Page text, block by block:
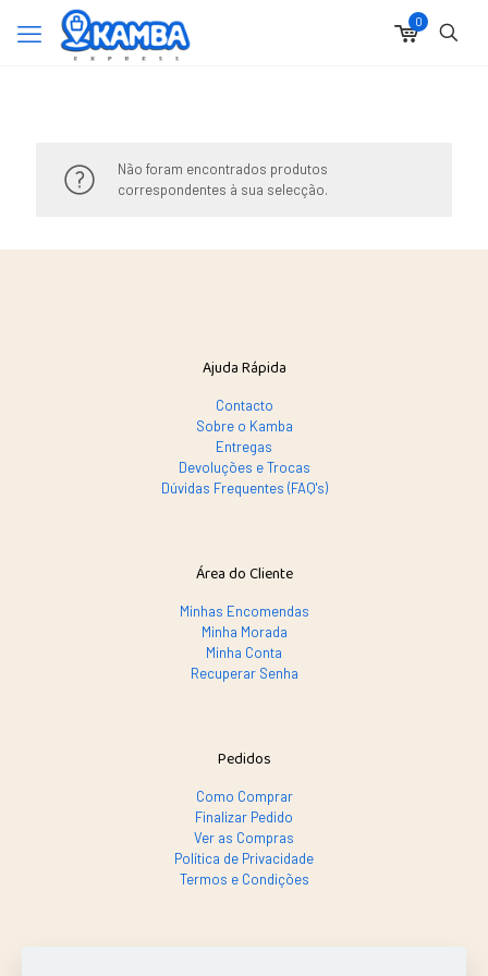
0
Não foram encontrados produtos
correspondentes à sua selecção.
Ajuda Rápida
Contacto
Sobre o Kamba
Entregas
Devoluções e Trocas
Dúvidas Frequentes (FAQ's)
Área do Cliente
Minhas Encomendas
Minha Morada
Minha Conta
Recuperar Senha
Pedidos
Como Comprar
Finalizar Pedido
Ver as Compras
Política de Privacidade
Termos e Condições